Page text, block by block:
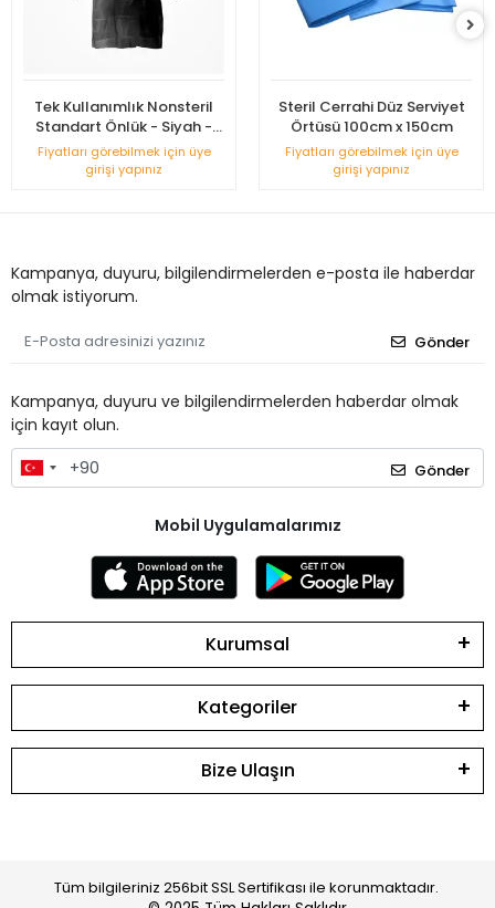
Tek Kullanımlık Nonsteril
Standart Önlük - Siyah -
Uzun Kollu
Fiyatları görebilmek için üye
girişi yapınız
Steril Cerrahi Düz Serviyet
Örtüsü 100cm x 150cm
Fiyatları görebilmek için üye
girişi yapınız
Kampanya, duyuru, bilgilendirmelerden e-posta ile haberdar
olmak istiyorum.
Gönder
Kampanya, duyuru ve bilgilendirmelerden haberdar olmak
için kayıt olun.
Gönder
Mobil Uygulamalarımız
Kurumsal
Kategoriler
Bize Ulaşın
Tüm bilgileriniz 256bit SSL Sertifikası ile korunmaktadır.